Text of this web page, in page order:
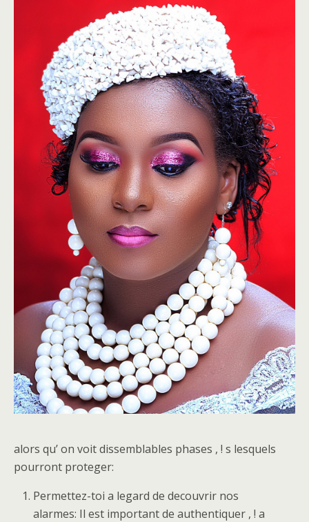
alors qu’ on voit dissemblables phases , ! s lesquels
pourront proteger:
Permettez-toi a legard de decouvrir nos
alarmes: Il est important de authentiquer , ! a